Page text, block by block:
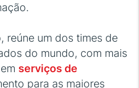
reúne um dos times de
do mundo, com mais
serviços de
para as maiores